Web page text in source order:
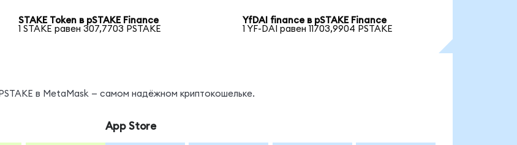
STAKE Token в pSTAKE Finance
1 STAKE равен 307,7703 PSTAKE
YfDAI finance в pSTAKE Finance
1 YF-DAI равен 11703,9904 PSTAKE
в MetaMask — самом надёжном криптокошельке.
App Store